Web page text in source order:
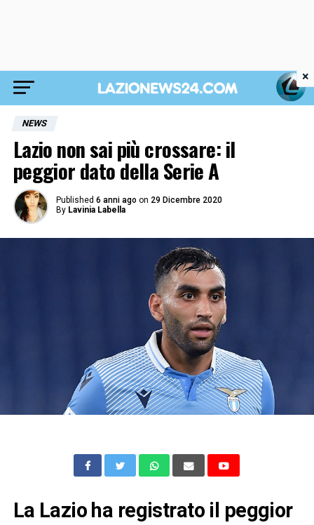
NEWS
Lazio non sai più crossare: il
peggior dato della Serie A
Published 6 anni ago on 29 Dicembre 2020
By Lavinia Labella
La Lazio ha registrato il peggior
×